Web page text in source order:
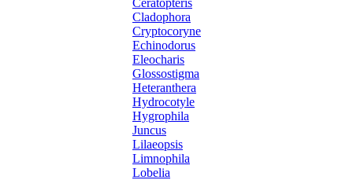
Cladophora
Cryptocoryne
Echinodorus
Eleocharis
Glossostigma
Heteranthera
Hydrocotyle
Hygrophila
Juncus
Lilaeopsis
Limnophila
Lobelia